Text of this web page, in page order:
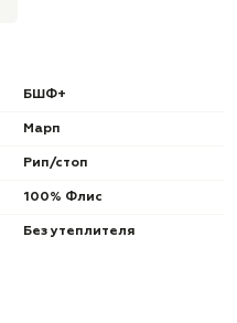
БШФ+
Марп
Рип/стоп
100% Флис
Без утеплителя